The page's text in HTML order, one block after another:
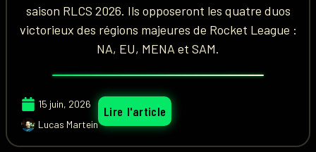
saison RLCS 2026. Ils opposeront les quatre duos
victorieux des régions majeures de Rocket League :
NA, EU, MENA et SAM.
15 juin, 2026
Lucas Martein
Lire l'article